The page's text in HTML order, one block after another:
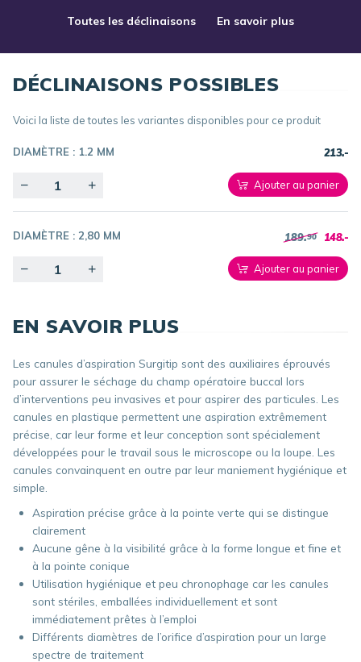
Toutes les déclinaisons En savoir plus
DÉCLINAISONS POSSIBLES
Voici la liste de toutes les variantes disponibles pour ce produit
DIAMÈTRE : 1.2 MM 213.-
Quantity Ajouter au panier
DIAMÈTRE : 2,80 MM 189.90 148.-
Quantity Ajouter au panier
EN SAVOIR PLUS
Les canules d’aspiration Surgitip sont des auxiliaires éprouvés
pour assurer le séchage du champ opératoire buccal lors
d’interventions peu invasives et pour aspirer des particules. Les
canules en plastique permettent une aspiration extrêmement
précise, car leur forme et leur conception sont spécialement
développées pour le travail sous le microscope ou la loupe. Les
canules convainquent en outre par leur maniement hygiénique et
simple.
Aspiration précise grâce à la pointe verte qui se distingue
clairement
Aucune gêne à la visibilité grâce à la forme longue et fine et
à la pointe conique
Utilisation hygiénique et peu chronophage car les canules
sont stériles, emballées individuellement et sont
immédiatement prêtes à l’emploi
Différents diamètres de l’orifice d’aspiration pour un large
spectre de traitement